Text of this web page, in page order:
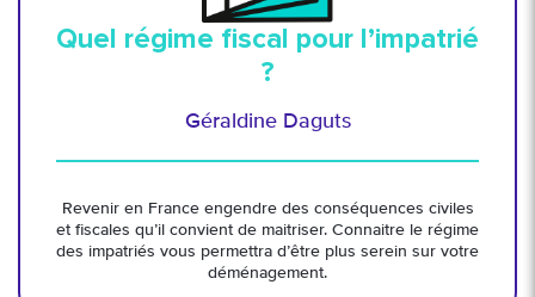
Quel régime fiscal pour l’impatrié
?
Géraldine Daguts
Revenir en France engendre des conséquences civiles
et fiscales qu’il convient de maitriser. Connaitre le régime
des impatriés vous permettra d’être plus serein sur votre
déménagement.